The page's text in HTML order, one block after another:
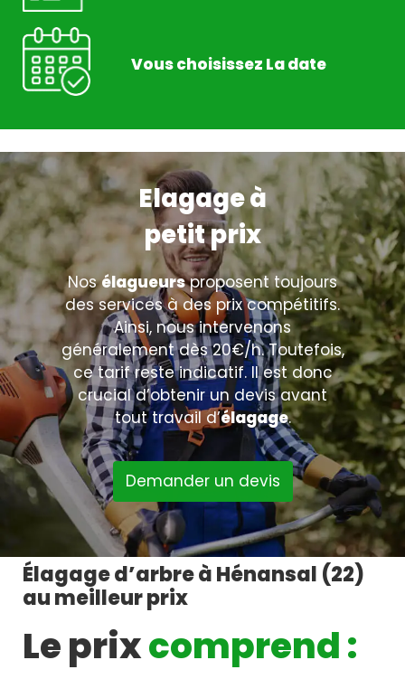
Vous choisissez La date
Elagage à
petit prix
Nosélagueursproposent toujours
des services à des prix compétitifs.
Ainsi, nous intervenons
généralement dès 20€/h. Toutefois,
ce tarif reste indicatif. Il est donc
crucial d’obtenir un devis avant
tout travail d’élagage.
Demander un devis
Élagage d’arbre à Hénansal (22)
au meilleur prix
Le prixcomprend :